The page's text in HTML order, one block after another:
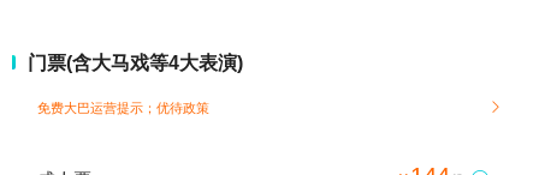
门票(含大马戏等4大表演)
免费大巴运营提示； 优待政策 